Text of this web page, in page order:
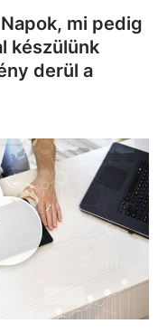
mi pedig
készülünk
derül a